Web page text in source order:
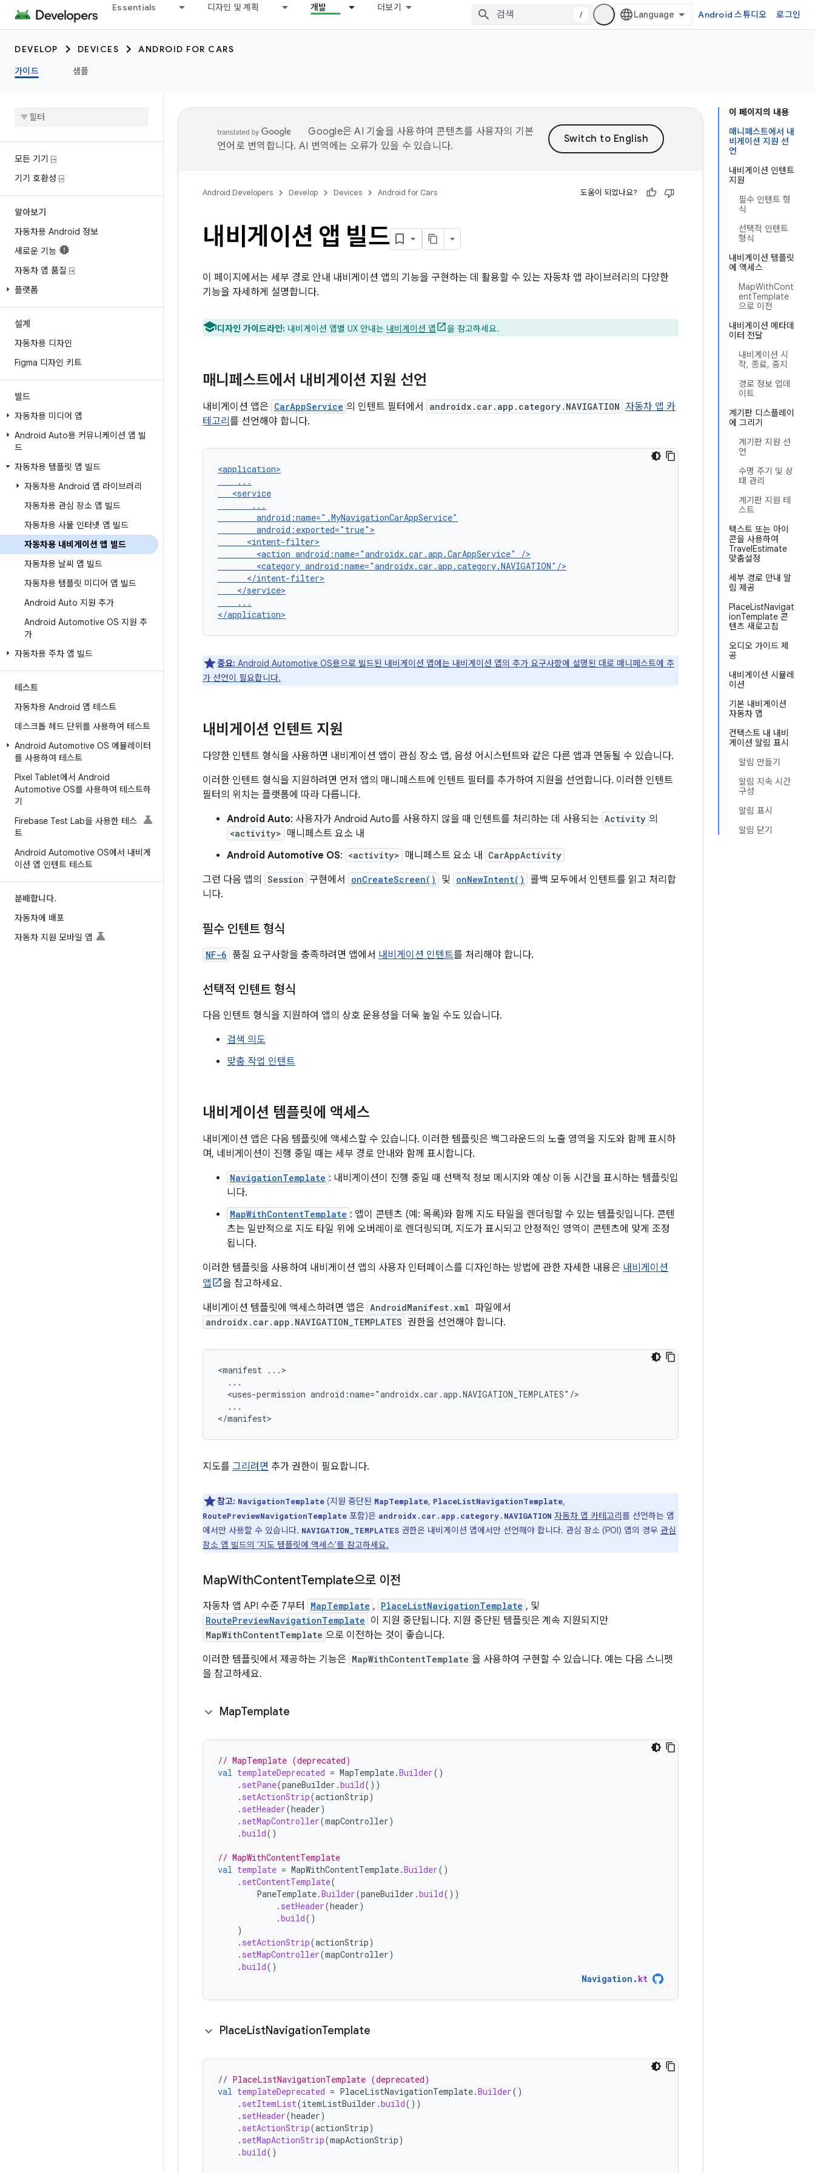
Essentials 디자인 및 계획 개발 더보기
/ Android 스튜디오 로그인
DEVELOP DEVICES
ANDROID FOR CARS
가이드
샘플
모든 기기 ⍈
기기 호환성 ⍈
알아보기
자동차용 Android 정보
새로운 기능
자동차 앱 품질 ⍈
플랫폼
설계
자동차용 디자인
Figma 디자인 키트
빌드
자동차용 미디어 앱
Android Auto용 커뮤니케이션 앱 빌
드
자동차용 템플릿 앱 빌드
자동차용 Android 앱 라이브러리
자동차용 관심 장소 앱 빌드
자동차용 사물 인터넷 앱 빌드
자동차용 내비게이션 앱 빌드
자동차용 날씨 앱 빌드
자동차용 템플릿 미디어 앱 빌드
Android Auto 지원 추가
Android Automotive OS 지원 추
가
자동차용 주차 앱 빌드
테스트
자동차용 Android 앱 테스트
데스크톱 헤드 단위를 사용하여 테스트
Android Automotive OS 에뮬레이터
를 사용하여 테스트
Pixel Tablet에서 Android
Automotive OS를 사용하여 테스트하
기
Firebase Test Lab을 사용한 테스
트
Android Automotive OS에서 내비게
이션 앱 인텐트 테스트
분배합니다.
자동차에 배포
자동차 지원 모바일 앱
이 페이지의 내용
매니페스트에서 내
비게이션 지원 선
언
내비게이션 인텐트
지원
필수 인텐트 형
식
선택적 인텐트
형식
내비게이션 템플릿
에 액세스
MapWithCont
entTemplate
으로 이전
내비게이션 메타데
이터 전달
내비게이션 시
작, 종료, 중지
경로 정보 업데
이트
계기판 디스플레이
에 그리기
계기판 지원 선
언
수명 주기 및 상
태 관리
계기판 지원 테
스트
텍스트 또는 아이
콘을 사용하여
TravelEstimate
맞춤설정
세부 경로 안내 알
림 제공
PlaceListNavigat
ionTemplate 콘
텐츠 새로고침
오디오 가이드 제
공
내비게이션 시뮬레
이션
기본 내비게이션
자동차 앱
컨텍스트 내 내비
게이션 알림 표시
알림 만들기
알림 지속 시간
구성
알림 표시
알림 닫기
Google은 AI 기술을 사용하여 콘텐츠를 사용자의 기본
언어로 번역합니다. AI 번역에는 오류가 있을 수 있습니다.
Android Developers Develop Devices Android for Cars 도움이 되었나요?
내비게이션 앱 빌드
이 페이지에서는 세부 경로 안내 내비게이션 앱의 기능을 구현하는 데 활용할 수 있는 자동차 앱 라이브러리의 다양한
기능을 자세하게 설명합니다.
디자인 가이드라인: 내비게이션 앱별 UX 안내는 내비게이션 앱 을 참고하세요.
매니페스트에서 내비게이션 지원 선언
내비게이션 앱은 CarAppService 의 인텐트 필터에서 androidx.car.app.category.NAVIGATION 자동차 앱 카
테고리 를 선언해야 합니다.
<action android:name="androidx.car.app.CarAppService"
<category
...
중요: Android Automotive OS용으로 빌드된 내비게이션 앱에는 내비게이션 앱의 추가 요구사항에 설명된 대로 매니페스트에 추
가 선언이 필요합니다.
내비게이션 인텐트 지원
다양한 인텐트 형식을 사용하면 내비게이션 앱이 관심 장소 앱, 음성 어시스턴트와 같은 다른 앱과 연동될 수 있습니다.
이러한 인텐트 형식을 지원하려면 먼저 앱의 매니페스트에 인텐트 필터를 추가하여 지원을 선언합니다. 이러한 인텐트
필터의 위치는 플랫폼에 따라 다릅니다.
Android Auto: 사용자가 Android Auto를 사용하지 않을 때 인텐트를 처리하는 데 사용되는 Activity 의
<activity> 매니페스트 요소 내
Android Automotive OS: <activity> 매니페스트 요소 내 CarAppActivity
그런 다음 앱의 Session 구현에서 onCreateScreen() 및 onNewIntent()
콜백 모두에서 인텐트를 읽고 처리합
니다.
필수 인텐트 형식
NF-6 품질 요구사항을 충족하려면 앱에서 내비게이션 인텐트를 처리해야 합니다.
선택적 인텐트 형식
다음 인텐트 형식을 지원하여 앱의 상호 운용성을 더욱 높일 수도 있습니다.
검색 의도
맞춤 작업 인텐트
내비게이션 템플릿에 액세스
내비게이션 앱은 다음 템플릿에 액세스할 수 있습니다. 이러한 템플릿은 백그라운드의 노출 영역을 지도와 함께 표시하
며, 네비게이션이 진행 중일 때는 세부 경로 안내와 함께 표시합니다.
NavigationTemplate : 내비게이션이 진행 중일 때 선택적 정보 메시지와 예상 이동 시간을 표시하는 템플릿입
니다.
MapWithContentTemplate : 앱이 콘텐츠 (예: 목록)와 함께 지도 타일을 렌더링할 수 있는 템플릿입니다. 콘텐
츠는 일반적으로 지도 타일 위에 오버레이로 렌더링되며, 지도가 표시되고 안정적인 영역이 콘텐츠에 맞게 조정
됩니다.
이러한 템플릿을 사용하여 내비게이션 앱의 사용자 인터페이스를 디자인하는 방법에 관한 자세한 내용은 내비게이션
앱
을 참고하세요.
내비게이션 템플릿에 액세스하려면 앱은 AndroidManifest.xml 파일에서
androidx.car.app.NAVIGATION_TEMPLATES 권한을 선언해야 합니다.
<manifest
<uses-permission
...
지도를 그리려면 추가 권한이 필요합니다.
참고: NavigationTemplate (지원 중단된 MapTemplate, PlaceListNavigationTemplate,
RoutePreviewNavigationTemplate 포함)은 androidx.car.app.category.NAVIGATION 자동차 앱 카테고리를 선언하는 앱
에서만 사용할 수 있습니다. NAVIGATION_TEMPLATES 권한은 내비게이션 앱에서만 선언해야 합니다. 관심 장소 (POI) 앱의 경우 관심
장소 앱 빌드의 '지도 템플릿에 액세스'를 참고하세요.
MapWithContentTemplate으로 이전
자동차 앱 API 수준 7부터 MapTemplate , PlaceListNavigationTemplate , 및
RoutePreviewNavigationTemplate 이 지원 중단됩니다. 지원 중단된 템플릿은 계속 지원되지만
MapWithContentTemplate 으로 이전하는 것이 좋습니다.
이러한 템플릿에서 제공하는 기능은 MapWithContentTemplate 을 사용하여 구현할 수 있습니다. 예는 다음 스니펫
을 참고하세요.
MapTemplate
// MapTemplate (deprecated)
val templateDeprecated = MapTemplate.Builder()
. setPane(paneBuilder .build())
. setActionStrip(actionStrip)
. setHeader(header)
. setMapController(mapController)
.build()
// MapWithContentTemplate
val template = MapWithContentTemplate.Builder()
. setContentTemplate(
PaneTemplate.Builder(paneBuilder .build())
. setHeader(header)
.build()
)
. setActionStrip(actionStrip)
. setMapController(mapController)
.build()
Navigation . kt
PlaceListNavigationTemplate
// PlaceListNavigationTemplate (deprecated)
val templateDeprecated = PlaceListNavigationTemplate.Builder()
. setItemList(itemListBuilder .build())
. setHeader(header)
. setActionStrip(actionStrip)
. setMapActionStrip(mapActionStrip)
.build()